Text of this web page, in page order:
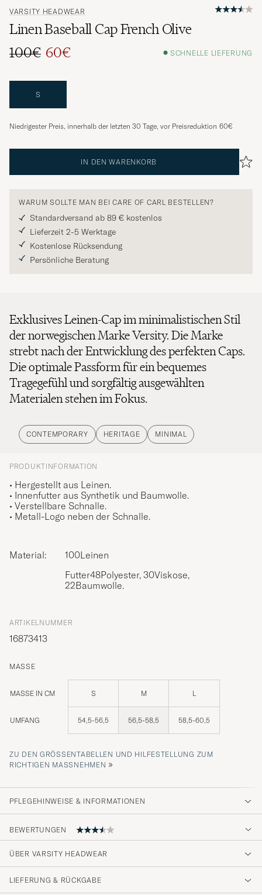
VARSITY HEADWEAR
Linen Baseball Cap French Olive
100€ 60€ SCHNELLE LIEFERUNG
S
Niedrigester Preis, innerhalb der letzten 30 Tage, vor Preisreduktion 60€
IN DEN WARENKORB
WARUM SOLLTE MAN BEI CARE OF CARL BESTELLEN?
Standardversand ab 89 € kostenlos
Lieferzeit 2-5 Werktage
Kostenlose Rücksendung
Persönliche Beratung
Exklusives Leinen-Cap im minimalistischen Stil
der norwegischen Marke Versity. Die Marke
strebt nach der Entwicklung des perfekten Caps.
Die optimale Passform für ein bequemes
Tragegefühl und sorgfältig ausgewählten
Materialen stehen im Fokus.
CONTEMPORARY HERITAGE MINIMAL
PRODUKTINFORMATION
• Hergestellt aus Leinen.
• Innenfutter aus Synthetik und Baumwolle.
• Verstellbare Schnalle.
• Metall-Logo neben der Schnalle.
Material:
100Leinen
Futter48Polyester, 30Viskose,
22Baumwolle.
ARTIKELNUMMER
16873413
MASSE
MASSE IN CM S M L
UMFANG 54,5-56,5 56,5-58,5 58,5-60,5
ZU DEN GRÖSSENTABELLEN UND HILFESTELLUNG ZUM R
ICHTIGEN MASSNEHMEN
»
PFLEGEHINWEISE & INFORMATIONEN
BEWERTUNGEN
3.7
ÜBER VARSITY HEADWEAR
LIEFERUNG & RÜCKGABE